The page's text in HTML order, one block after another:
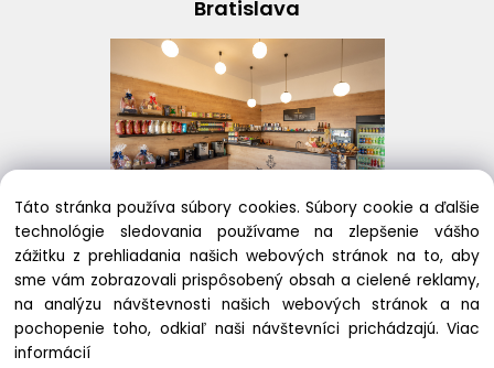
Bratislava
+421243631408 eshop@ dallmayr .sk
Copyright © 2020
Táto stránka používa súbory cookies. Súbory cookie a ďalšie
technológie sledovania používame na zlepšenie vášho
zážitku z prehliadania našich webových stránok na to, aby
sme vám zobrazovali prispôsobený obsah a cielené reklamy,
na analýzu návštevnosti našich webových stránok a na
pochopenie toho, odkiaľ naši návštevníci prichádzajú.Viac
informácií